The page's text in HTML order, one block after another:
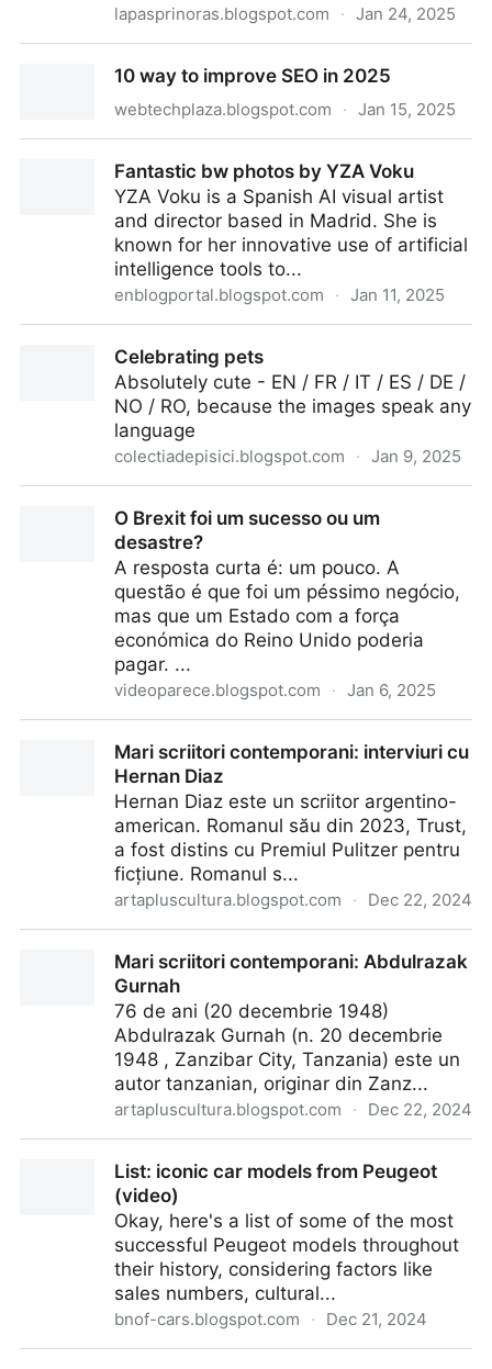
lapasprinoras.blogspot.com · Jan 24, 2025
10 way to improve SEO in 2025
webtechplaza.blogspot.com · Jan 15, 2025
Fantastic bw photos by YZA Voku
YZA Voku is a Spanish AI visual artist
and director based in Madrid. She is
known for her innovative use of artificial
intelligence tools to...
enblogportal.blogspot.com · Jan 11, 2025
Celebrating pets
Absolutely cute - EN / FR / IT / ES / DE /
NO / RO, because the images speak any
language
colectiadepisici.blogspot.com · Jan 9, 2025
O Brexit foi um sucesso ou um
desastre?
A resposta curta é: um pouco. A
questão é que foi um péssimo negócio,
mas que um Estado com a força
económica do Reino Unido poderia
pagar. ...
videoparece.blogspot.com · Jan 6, 2025
Mari scriitori contemporani: interviuri cu
Hernan Diaz
Hernan Diaz este un scriitor argentino-
american. Romanul său din 2023, Trust,
a fost distins cu Premiul Pulitzer pentru
ficțiune. Romanul s...
artapluscultura.blogspot.com · Dec 22, 2024
Mari scriitori contemporani: Abdulrazak
Gurnah
76 de ani (20 decembrie 1948)
Abdulrazak Gurnah (n. 20 decembrie
1948 , Zanzibar City, Tanzania) este un
autor tanzanian, originar din Zanz...
artapluscultura.blogspot.com · Dec 22, 2024
List: iconic car models from Peugeot
(video)
Okay, here's a list of some of the most
successful Peugeot models throughout
their history, considering factors like
sales numbers, cultural...
bnof-cars.blogspot.com · Dec 21, 2024